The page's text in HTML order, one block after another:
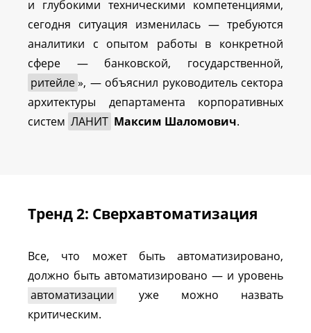
и глубокими техническими компетенциями,
сегодня ситуация изменилась — требуются
аналитики с опытом работы в конкретной
сфере — банковской, государственной,
ритейле», — объяснил руководитель сектора
архитектуры департамента корпоративных
систем ЛАНИТ Максим Шаломович.
Тренд 2: Сверхавтоматизация
Все, что может быть автоматизировано,
должно быть автоматизировано — и уровень
автоматизации
уже можно назвать
критическим.